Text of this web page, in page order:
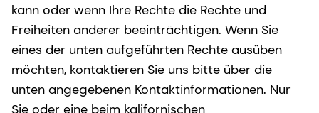
kann oder wenn Ihre Rechte die Rechte und
Freiheiten anderer beeinträchtigen. Wenn Sie
eines der unten aufgeführten Rechte ausüben
möchten, kontaktieren Sie uns bitte über die
unten angegebenen Kontaktinformationen. Nur